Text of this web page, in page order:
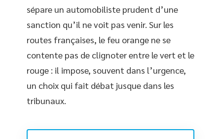
sépare un automobiliste prudent d’une
sanction qu’il ne voit pas venir. Sur les
routes françaises, le feu orange ne se
contente pas de clignoter entre le vert et le
rouge : il impose, souvent dans l’urgence,
un choix qui fait débat jusque dans les
tribunaux.